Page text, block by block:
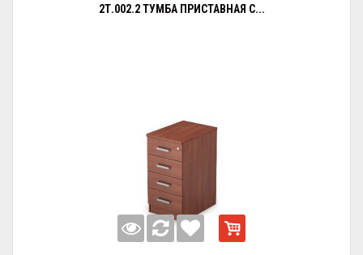
2Т.002.2 ТУМБА ПРИСТАВНАЯ С...